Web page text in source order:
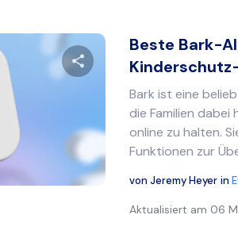
Diesen Artikel teilen
Twitter
Beste Bark-
Bark ist eine
die Familien dabei
online zu halten.
Funktionen zur
vonJeremy Heyer in
Aktualisiert am 06